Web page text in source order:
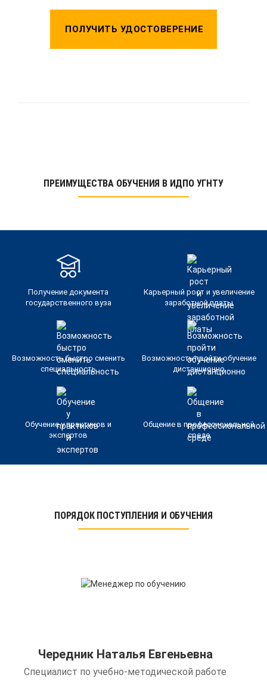
ПОЛУЧИТЬ УДОСТОВЕРЕНИЕ
ПРЕИМУЩЕСТВА ОБУЧЕНИЯ В ИДПО УГНТУ
Получение документа
государственного вуза
Карьерный рост и увеличение
заработной платы
Возможность быстро сменить
специальность
Возможность пройти обучение
дистанционно
Обучение у практиков и
экспертов
Общение в профессиональной
среде
ПОРЯДОК ПОСТУПЛЕНИЯ И ОБУЧЕНИЯ
Чередник Наталья Евгеньевна
Специалист по учебно-методической работе